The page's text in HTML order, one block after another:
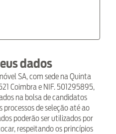
dados
SA, com sede na Quinta
Coimbra e NIF. 501295895,
na bolsa de candidatos
de seleção até ao
poderão ser utilizados por
respeitando os princípios